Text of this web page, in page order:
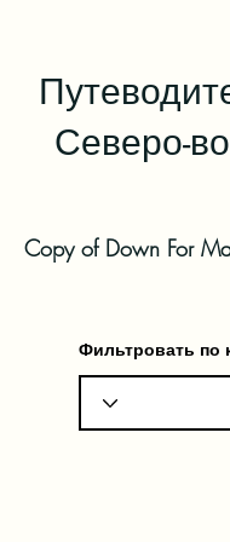
Северо-
Copy of Down For
Фильтровать по